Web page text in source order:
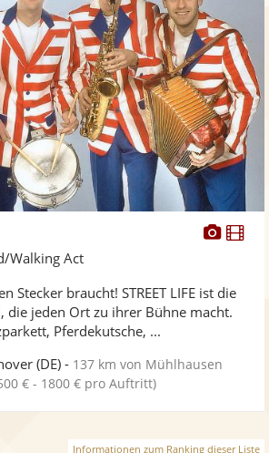
Fotos
Walking Act
Stecker braucht! STREET LIFE ist die
die jeden Ort zu ihrer Bühne macht.
Pferdekutsche, ...
(DE) - 137 km von Mühlhausen
€ - 1800 € pro Auftritt)
Informationen zum Ranking dieser Liste